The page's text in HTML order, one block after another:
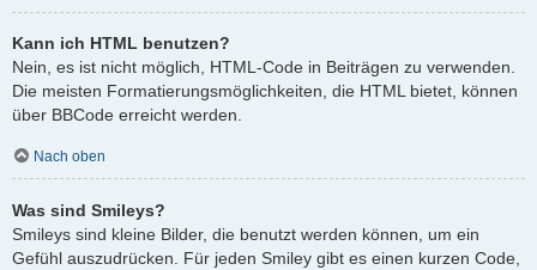
Kann ich HTML benutzen?
Nein, es ist nicht möglich, HTML-Code in Beiträgen zu verwenden.
Die meisten Formatierungsmöglichkeiten, die HTML bietet, können
über BBCode erreicht werden.
Nach oben
Was sind Smileys?
Smileys sind kleine Bilder, die benutzt werden können, um ein
Gefühl auszudrücken. Für jeden Smiley gibt es einen kurzen Code,